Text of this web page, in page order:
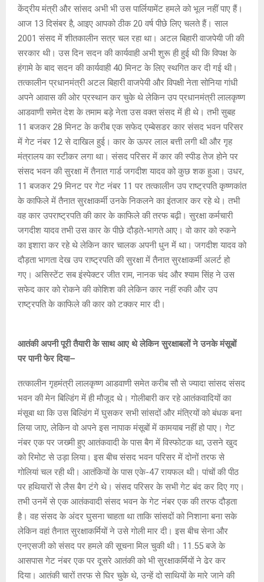
केंद्रीय मंत्री और सांसद अभी भी उस पार्लियामेंट हमले को भूल नहीं पाए हैं।‌
आज 13 दिसंबर है, आइए आपको ठीक 20 वर्ष पीछे लिए चलते हैं। साल
2001 संसद में शीतकालीन सत्र चल रहा था। अटल बिहारी वाजपेयी जी की
सरकार थी। उस दिन सदन की कार्यवाही अभी शुरू ही हुई थी कि विपक्ष के
हंगामे के बाद सदन की कार्यवाही 40 मिनट के लिए स्थगित कर दी गई थी।
तत्कालीन प्रधानमंत्री अटल बिहारी वाजपेयी और विपक्षी नेता सोनिया गांधी
अपने आवास की ओर प्रस्थान कर चुके थे लेकिन उप प्रधानमंत्री लालकृष्ण
आडवाणी समेत देश के तमाम बड़े नेता उस वक्त संसद में ही थे। तभी सुबह
11 बजकर 28 मिनट के करीब एक सफेद एम्बेसडर कार संसद भवन परिसर
में गेट नंबर 12 से दाखिल हुई। कार के ऊपर लाल बत्ती लगी थी और गृह
मंत्रालय का स्टीकर लगा था। संसद परिसर में कार की स्पीड तेज होने पर
संसद भवन की सुरक्षा में तैनात गार्ड जगदीश यादव को कुछ शक हुआ। उधर,
11 बजकर 29 मिनट पर गेट नंबर 11 पर तत्कालीन उप राष्ट्रपति कृष्णकांत
के काफिले में तैनात सुरक्षाकर्मी उनके निकलने का इंतजार कर रहे थे। तभी
वह कार उपराष्ट्रपति की कार के काफिले की तरफ बढ़ी। सुरक्षा कर्मचारी
जगदीश यादव तभी उस कार के पीछे दौड़ते-भागते आए। वो कार को रुकने
का इशारा कर रहे थे लेकिन कार चालक अपनी धुन में था। जगदीश यादव को
दौड़ता भागता देख उप राष्ट्रपति की सुरक्षा में तैनात सुरक्षाकर्मी अलर्ट हो
गए। असिस्टेंट सब इंस्पेक्टर जीत राम, नानक चंद और श्याम सिंह ने उस
सफेद कार को रोकने की कोशिश की लेकिन कार नहीं रुकी और उप
राष्ट्रपति के काफिले की कार को टक्कर मार दी।
आतंकी अपनी पूरी तैयारी के साथ आए थे लेकिन सुरक्षाबलों ने उनके मंसूबों
पर पानी फेर दिया–
तत्कालीन गृहमंत्री लालकृष्ण आडवाणी समेत करीब सौ से ज्यादा सांसद संसद
भवन की मेन बिल्डिंग में ही मौजूद थे। गोलीबारी कर रहे आतंकवादियों का
मंसूबा था कि उस बिल्डिंग में घुसकर सभी सांसदों और मंत्रियों को बंधक बना
लिया जाए, लेकिन वो अपने इस नापाक मंसूबों में कामयाब नहीं हो पाए। गेट
नंबर एक पर जख्मी हुए आतंकवादी के पास बैग में विस्फोटक था, उसने खुद
को रिमोट से उड़ा लिया। इस बीच संसद भवन परिसर में दोनों तरफ से
गोलियां चल रही थी। आतंकियों के पास एके-47 रायफल थी। पांचों की पीठ
पर हथियारों से लैस बैग टंगे थे। संसद परिसर के सभी गेट बंद कर दिए गए।
तभी उनमें से एक आतंकवादी संसद भवन के गेट नंबर एक की तरफ दौड़ता
है। वह संसद के अंदर घुसना चाहता था ताकि सांसदों को निशाना बना सके
लेकिन वहां तैनात सुरक्षाकर्मियों ने उसे गोली मार दी। इस बीच सेना और
एनएसजी को संसद पर हमले की सूचना मिल चुकी थी। 11.55 बजे के
आसपास गेट नंबर एक पर दूसरे आतंकी को भी सुरक्षाकर्मियों ने ढेर कर
दिया। आतंकी चारों तरफ से घिर चुके थे, उन्हें दो साथियों के मारे जाने की